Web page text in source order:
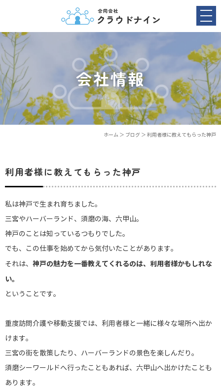
会社情報
ホーム ＞ ブログ ＞ 利用者様に教えてもらった神戸
利用者様に教えてもらった神戸
私は神戸で生まれ育ちました。
三宮やハーバーランド、須磨の海、六甲山。
神戸のことは知っているつもりでした。
でも、この仕事を始めてから気付いたことがあります。
それは、 神戸の魅力を一番教えてくれるのは、利用者様かもしれな
い。
ということです。
重度訪問介護や移動支援では、利用者様と一緒に様々な場所へ出か
けます。
三宮の街を散策したり、ハーバーランドの景色を楽しんだり。
須磨シーワールドへ行ったこともあれば、六甲山へ出かけたことも
あります。